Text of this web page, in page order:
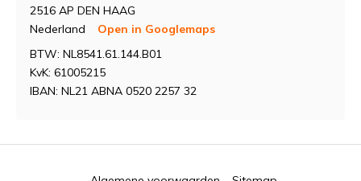
2516 AP DEN HAAG
Nederland
Open in Googlemaps
BTW: NL8541.61.144.B01
KvK: 61005215
IBAN: NL21 ABNA 0520 2257 32